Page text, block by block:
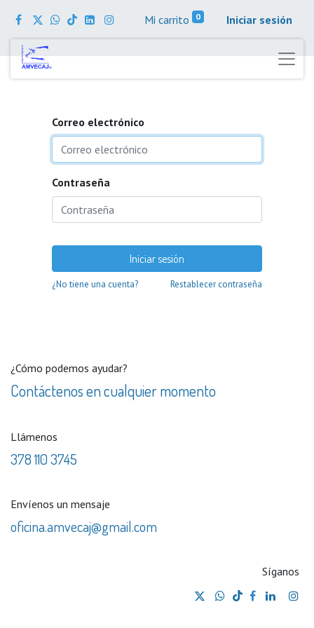
Mi carrito 0 Iniciar sesión
Correo electrónico
Contraseña
Iniciar sesión
¿No tiene una cuenta? Restablecer contraseña
¿Cómo podemos ayudar?
Contáctenos en cualquier momento
Llámenos
378 110 3745
Envíenos un mensaje
oficina.amvecaj@gmail.com
Síganos